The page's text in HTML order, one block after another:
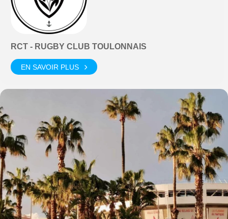
RCT - RUGBY CLUB TOULONNAIS
EN SAVOIR PLUS